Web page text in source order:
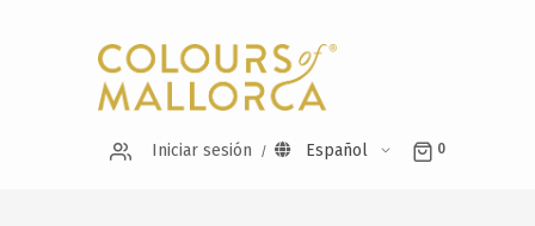
Iniciar sesión Español 0